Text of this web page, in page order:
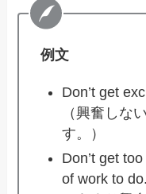
例文
Don’t get
（興奮しな
す。）
Don’t get
of work to do.